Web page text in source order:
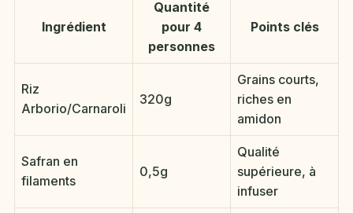
Ingrédient
Quantité
pour 4
personnes
Points clés
Riz
Arborio/Carnaroli
320g
Grains courts,
riches en
amidon
Safran en
filaments
0,5g
Qualité
supérieure, à
infuser